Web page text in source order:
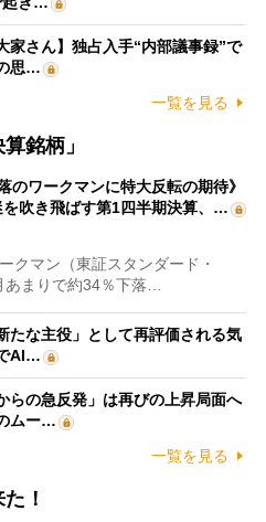
家さん】独占入手“内部議事録”で
思…
一覧を見る
銘柄」
のワークマンに特大反転の期待》
を吹き飛ばす第1四半期決算、…
マン（東証スタンダード・
まりで約34％下落…
たな主役」として再評価される気
AI…
らの急反発」は再びの上昇局面へ
ムー…
一覧を見る
！